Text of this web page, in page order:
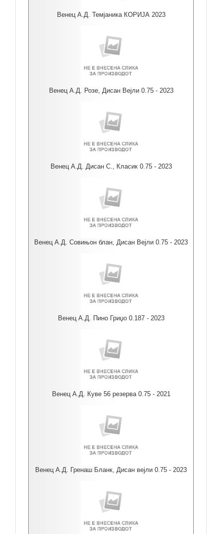
Венец А.Д. Темјаника КОРИЈА 2023
Венец А.Д. Розе, Дисан Вејли 0.75 - 2023
Венец А.Д. Дисан С., Класик 0.75 - 2023
Венец А.Д. Совињон блан, Дисан Вејли 0.75 - 2023
Венец А.Д. Пино Гриџо 0.187 - 2023
Венец А.Д. Куве 56 резерва 0.75 - 2021
Венец А.Д. Гренаш Бланк, Дисан вејли 0.75 - 2023